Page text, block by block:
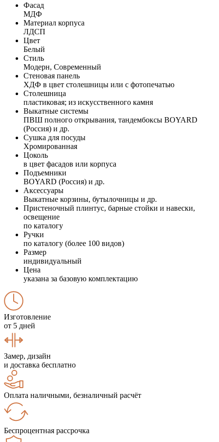
Фасад
МДФ
Материал корпуса
ЛДСП
Цвет
Белый
Стиль
Модерн, Современный
Стеновая панель
ХДФ в цвет столешницы или с фотопечатью
Столешница
пластиковая; из искусственного камня
Выкатные системы
ПВШ полного открывания, тандембоксы BOYARD
(Россия) и др.
Сушка для посуды
Хромированная
Цоколь
в цвет фасадов или корпуса
Подъемники
BOYARD (Россия) и др.
Аксессуары
Выкатные корзины, бутылочницы и др.
Пристеночный плинтус, барные стойки и навески,
освещение
по каталогу
Ручки
по каталогу (более 100 видов)
Размер
индивидуальный
Цена
указана за базовую комплектацию
Изготовление
от 5 дней
Замер, дизайн
и доставка бесплатно
Оплата наличными, безналичный расчёт
Беспроцентная рассрочка